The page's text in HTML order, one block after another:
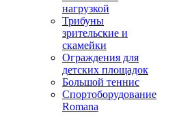
нагрузкой
Трибуны
зрительские и
скамейки
Ограждения для
детских площадок
Большой теннис
Спортоборудование
Romana